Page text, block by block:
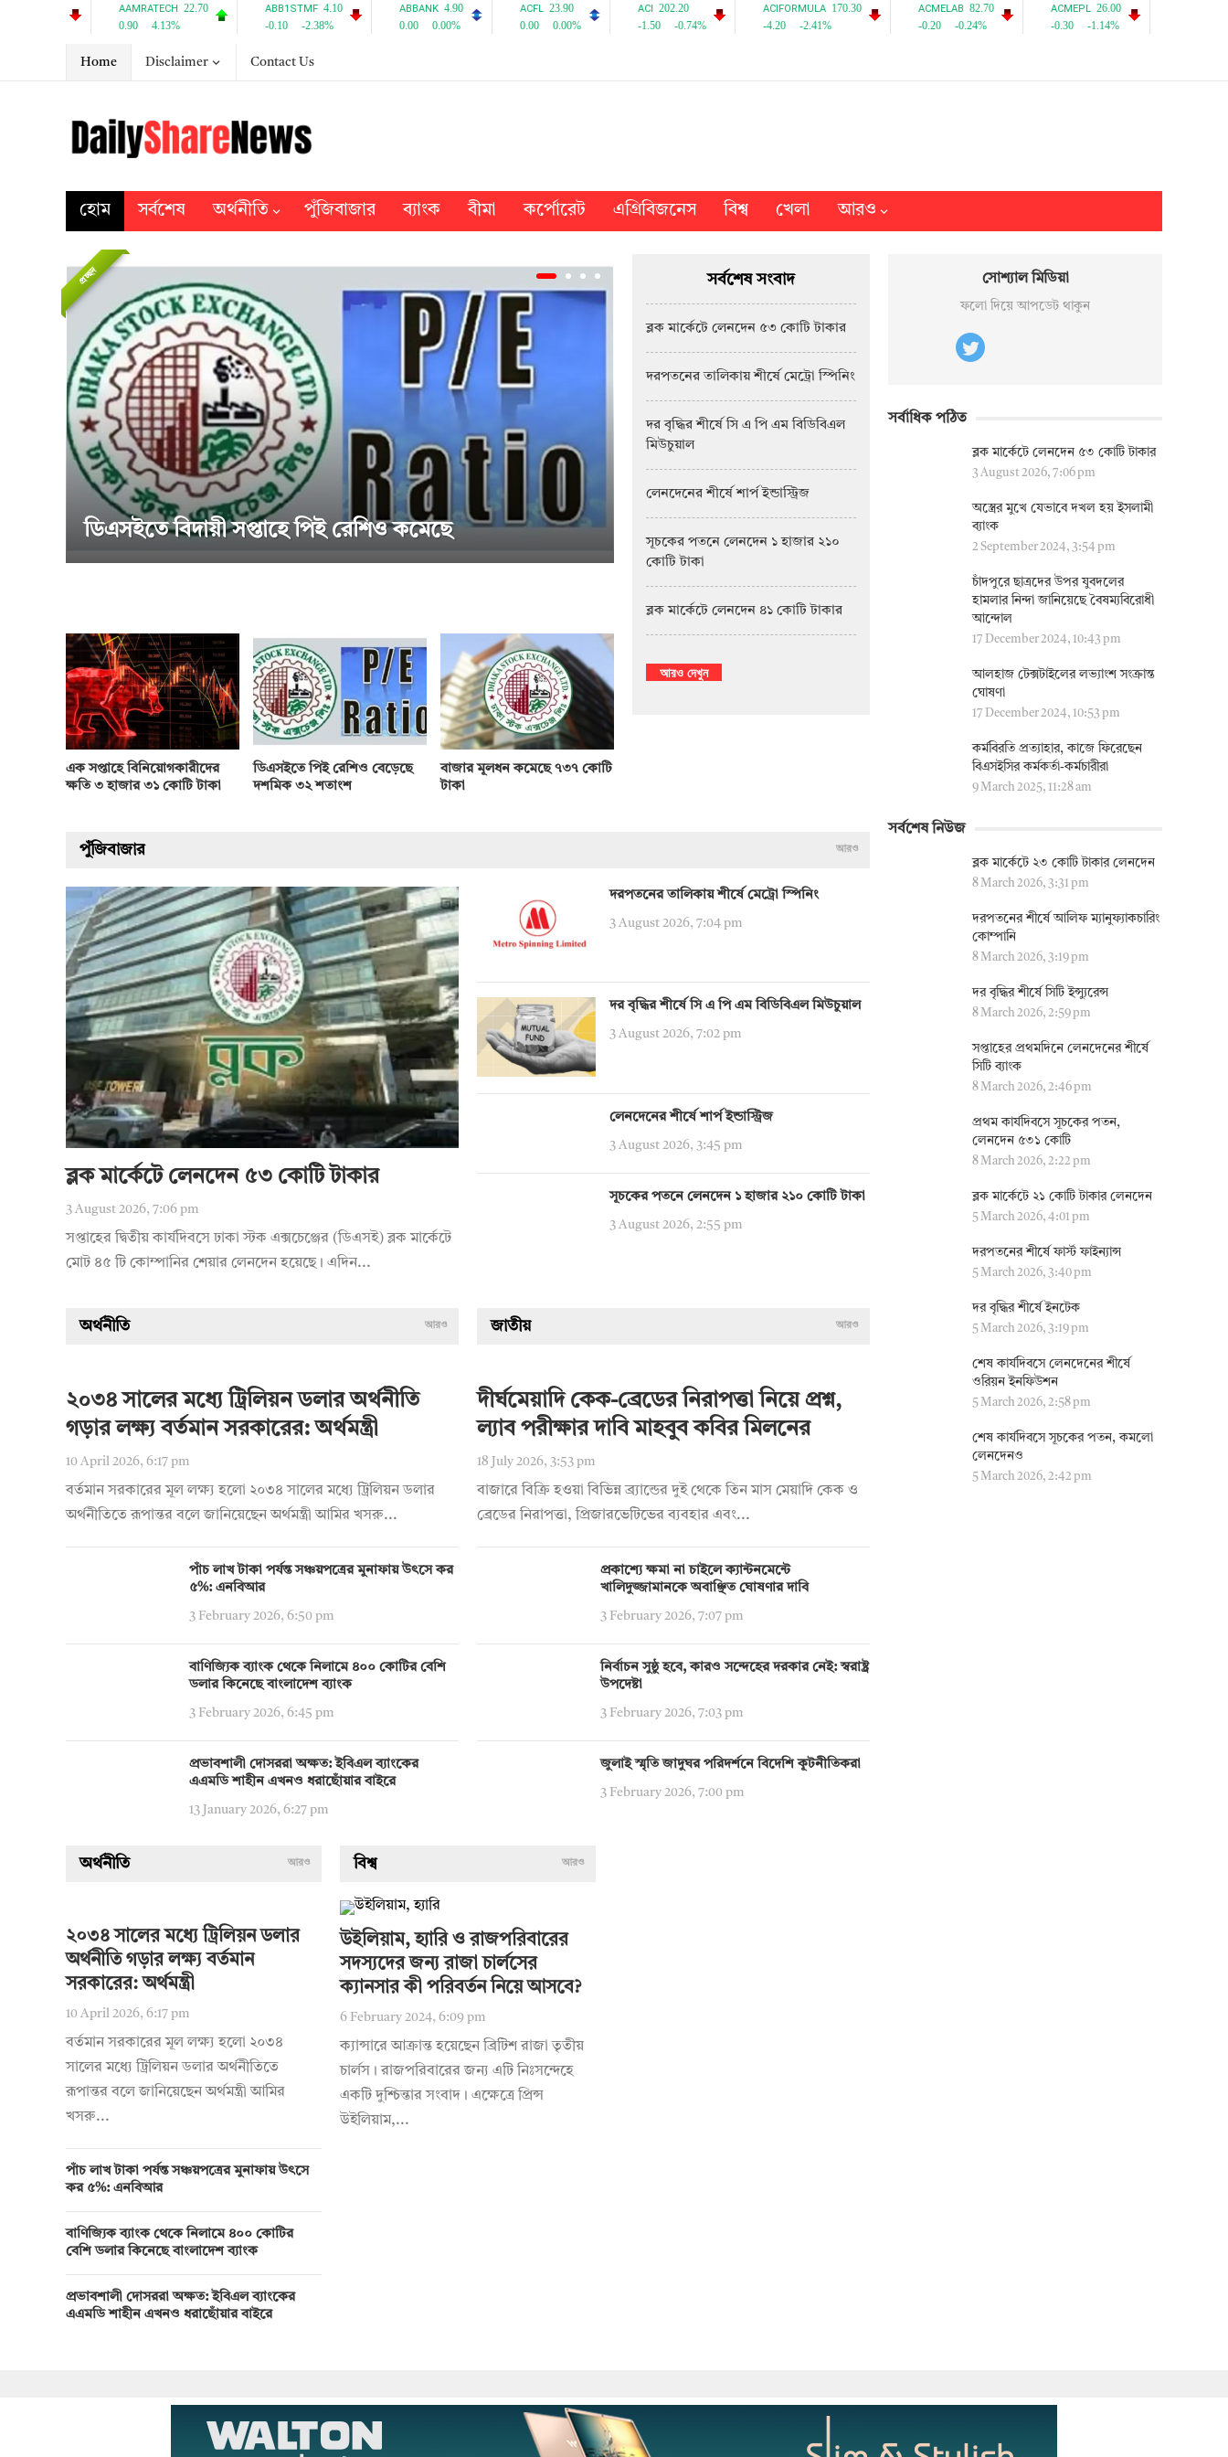
Home Disclaimer Contact Us
হোম সর্বশেষ অর্থনীতি পুঁজিবাজার ব্যাংক বীমা কর্পোরেট এগ্রিবিজনেস বিশ্ব খেলা আরও
সপ্তাহে পিই রেশিও কমেছে
সাপ্তাহিক দর বৃদ্ধির শীর্ষে পিএফফার্স্ট মিউচুয়াল ফান্ড সাপ্তাহিক দরপতনের
এক সপ্তাহে বিনিয়োগকারীদের
ক্ষতি ৩ হাজার ৩১ কোটি টাকা
ডিএসইতে পিই রেশিও বেড়েছে
দশমিক ৩২ শতাংশ
বাজার মূলধন কমেছে ৭৩৭ কোটি
টাকা
প্রচ্ছদ সর্বশেষ সংবাদ
ব্লক মার্কেটে লেনদেন ৫৩ কোটি টাকার
দরপতনের তালিকায় শীর্ষে মেট্রো স্পিনিং
দর বৃদ্ধির শীর্ষে সি এ পি এম বিডিবিএল
মিউচুয়াল
লেনদেনের শীর্ষে শার্প ইন্ডাস্ট্রিজ
সূচকের পতনে লেনদেন ১ হাজার ২১০
কোটি টাকা
ব্লক মার্কেটে লেনদেন ৪১ কোটি টাকার
আরও দেখুন
পুঁজিবাজার আরও
ব্লক মার্কেটে লেনদেন ৫৩ কোটি টাকার
3 August 2026, 7:06 pm
সপ্তাহের দ্বিতীয় কার্যদিবসে ঢাকা স্টক এক্সচেঞ্জের (ডিএসই) ব্লক মার্কেটে
মোট ৪৫ টি কোম্পানির শেয়ার লেনদেন হয়েছে। এদিন...
দরপতনের তালিকায় শীর্ষে মেট্রো স্পিনিং
3 August 2026, 7:04 pm
দর বৃদ্ধির শীর্ষে সি এ পি এম বিডিবিএল মিউচুয়াল
3 August 2026, 7:02 pm
লেনদেনের শীর্ষে শার্প ইন্ডাস্ট্রিজ
3 August 2026, 3:45 pm
সূচকের পতনে লেনদেন ১ হাজার ২১০ কোটি টাকা
3 August 2026, 2:55 pm
অর্থনীতি আরও
২০৩৪ সালের মধ্যে ট্রিলিয়ন ডলার অর্থনীতি
গড়ার লক্ষ্য বর্তমান সরকারের: অর্থমন্ত্রী
10 April 2026, 6:17 pm
বর্তমান সরকারের মূল লক্ষ্য হলো ২০৩৪ সালের মধ্যে ট্রিলিয়ন ডলার
অর্থনীতিতে রূপান্তর বলে জানিয়েছেন অর্থমন্ত্রী আমির খসরু...
পাঁচ লাখ টাকা পর্যন্ত সঞ্চয়পত্রের মুনাফায় উৎসে কর
৫%: এনবিআর
3 February 2026, 6:50 pm
বাণিজ্যিক ব্যাংক থেকে নিলামে ৪০০ কোটির বেশি
ডলার কিনেছে বাংলাদেশ ব্যাংক
3 February 2026, 6:45 pm
প্রভাবশালী দোসররা অক্ষত: ইবিএল ব্যাংকের
এএমডি শাহীন এখনও ধরাছোঁয়ার বাইরে
13 January 2026, 6:27 pm
জাতীয় আরও
দীর্ঘমেয়াদি কেক-ব্রেডের নিরাপত্তা নিয়ে প্রশ্ন,
ল্যাব পরীক্ষার দাবি মাহবুব কবির মিলনের
18 July 2026, 3:53 pm
বাজারে বিক্রি হওয়া বিভিন্ন ব্র্যান্ডের দুই থেকে তিন মাস মেয়াদি কেক ও
ব্রেডের নিরাপত্তা, প্রিজারভেটিভের ব্যবহার এবং...
প্রকাশ্যে ক্ষমা না চাইলে ক্যান্টনমেন্টে
খালিদুজ্জামানকে অবাঞ্ছিত ঘোষণার দাবি
3 February 2026, 7:07 pm
নির্বাচন সুষ্ঠু হবে, কারও সন্দেহের দরকার নেই: স্বরাষ্ট্র
উপদেষ্টা
3 February 2026, 7:03 pm
জুলাই স্মৃতি জাদুঘর পরিদর্শনে বিদেশি কূটনীতিকরা
3 February 2026, 7:00 pm
অর্থনীতি আরও
২০৩৪ সালের মধ্যে ট্রিলিয়ন ডলার
অর্থনীতি গড়ার লক্ষ্য বর্তমান
সরকারের: অর্থমন্ত্রী
10 April 2026, 6:17 pm
বর্তমান সরকারের মূল লক্ষ্য হলো ২০৩৪
সালের মধ্যে ট্রিলিয়ন ডলার অর্থনীতিতে
রূপান্তর বলে জানিয়েছেন অর্থমন্ত্রী আমির
খসরু...
পাঁচ লাখ টাকা পর্যন্ত সঞ্চয়পত্রের মুনাফায় উৎসে
কর ৫%: এনবিআর
বাণিজ্যিক ব্যাংক থেকে নিলামে ৪০০ কোটির
বেশি ডলার কিনেছে বাংলাদেশ ব্যাংক
প্রভাবশালী দোসররা অক্ষত: ইবিএল ব্যাংকের
এএমডি শাহীন এখনও ধরাছোঁয়ার বাইরে
বিশ্ব আরও
উইলিয়াম, হ্যারি ও রাজপরিবারের
সদস্যদের জন্য রাজা চার্লসের
ক্যানসার কী পরিবর্তন নিয়ে আসবে?
6 February 2024, 6:09 pm
ক্যান্সারে আক্রান্ত হয়েছেন ব্রিটিশ রাজা তৃতীয়
চার্লস। রাজপরিবারের জন্য এটি নিঃসন্দেহে
একটি দুশ্চিন্তার সংবাদ। এক্ষেত্রে প্রিন্স
উইলিয়াম,...
সোশ্যাল মিডিয়া
ফলো দিয়ে আপডেট থাকুন
সর্বাধিক পঠিত
ব্লক মার্কেটে লেনদেন ৫৩ কোটি টাকার
3 August 2026, 7:06 pm
অস্ত্রের মুখে যেভাবে দখল হয় ইসলামী
ব্যাংক
2 September 2024, 3:54 pm
চাঁদপুরে ছাত্রদের উপর যুবদলের
হামলার নিন্দা জানিয়েছে বৈষম্যবিরোধী
আন্দোল
17 December 2024, 10:43 pm
আলহাজ টেক্সটাইলের লভ্যাংশ সংক্রান্ত
ঘোষণা
17 December 2024, 10:53 pm
কর্মবিরতি প্রত্যাহার, কাজে ফিরেছেন
বিএসইসির কর্মকর্তা-কর্মচারীরা
9 March 2025, 11:28 am
সর্বশেষ নিউজ
ব্লক মার্কেটে ২৩ কোটি টাকার লেনদেন
8 March 2026, 3:31 pm
দরপতনের শীর্ষে আলিফ ম্যানুফ্যাকচারিং
কোম্পানি
8 March 2026, 3:19 pm
দর বৃদ্ধির শীর্ষে সিটি ইন্স্যুরেন্স
8 March 2026, 2:59 pm
সপ্তাহের প্রথমদিনে লেনদেনের শীর্ষে
সিটি ব্যাংক
8 March 2026, 2:46 pm
প্রথম কার্যদিবসে সূচকের পতন,
লেনদেন ৫৩১ কোটি
8 March 2026, 2:22 pm
ব্লক মার্কেটে ২১ কোটি টাকার লেনদেন
5 March 2026, 4:01 pm
দরপতনের শীর্ষে ফার্স্ট ফাইন্যান্স
5 March 2026, 3:40 pm
দর বৃদ্ধির শীর্ষে ইনটেক
5 March 2026, 3:19 pm
শেষ কার্যদিবসে লেনদেনের শীর্ষে
ওরিয়ন ইনফিউশন
5 March 2026, 2:58 pm
শেষ কার্যদিবসে সূচকের পতন, কমলো
লেনদেনও
5 March 2026, 2:42 pm